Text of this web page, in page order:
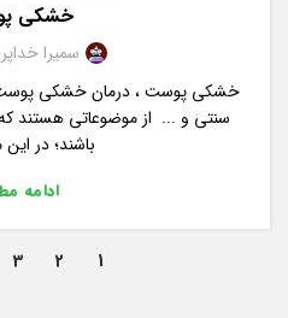
خشکی
سمیرا
خشکی پوست ، درمان خشکی
سنتی و ... از موضوعاتی هستند که
باشند؛ در این
ادامه
1
2
3